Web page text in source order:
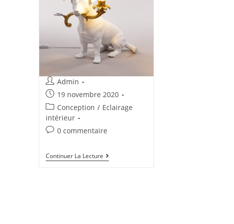
Admin
19 novembre 2020
Conception / Eclairage
intérieur
0 commentaire
Continuer La Lecture